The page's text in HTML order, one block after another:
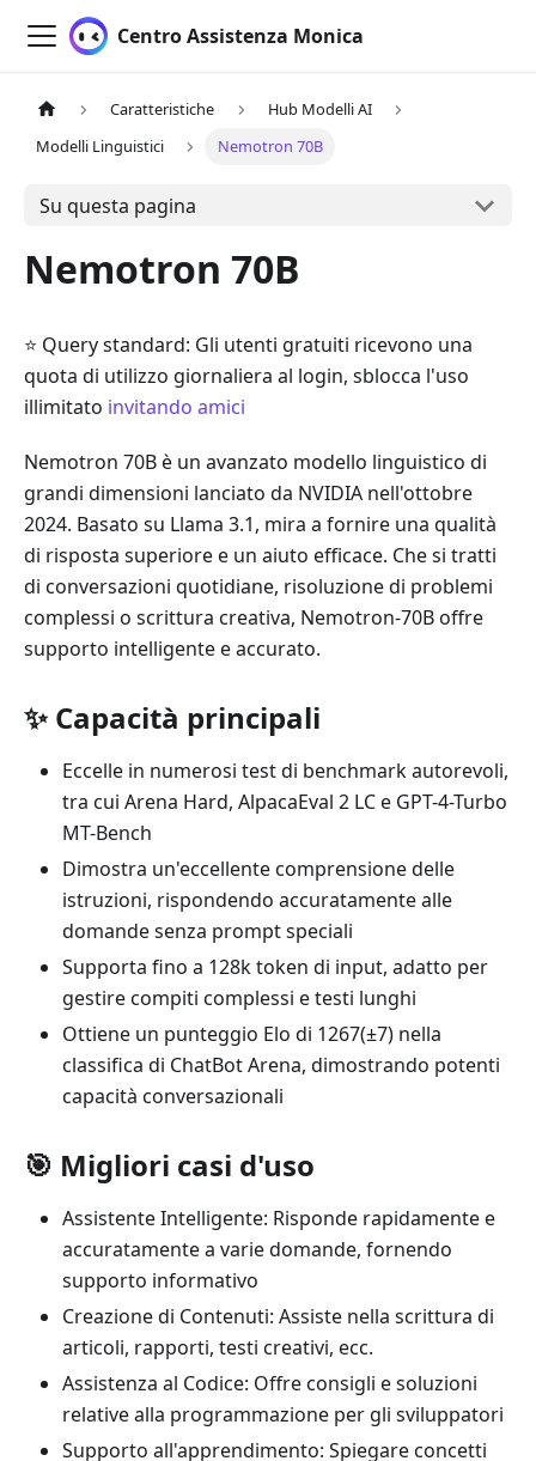
Centro Assistenza Monica
Caratteristiche
Hub Modelli AI
Modelli Linguistici
Nemotron 70B
Su questa pagina
Nemotron 70B
⭐ Query standard: Gli utenti gratuiti ricevono una
quota di utilizzo giornaliera al login, sblocca l'uso
illimitato invitando amici
Nemotron 70B è un avanzato modello linguistico di
grandi dimensioni lanciato da NVIDIA nell'ottobre
2024. Basato su Llama 3.1, mira a fornire una qualità
di risposta superiore e un aiuto efficace. Che si tratti
di conversazioni quotidiane, risoluzione di problemi
complessi o scrittura creativa, Nemotron-70B offre
supporto intelligente e accurato.
✨ Capacità principali
Eccelle in numerosi test di benchmark autorevoli,
tra cui Arena Hard, AlpacaEval 2 LC e GPT-4-Turbo
MT-Bench
Dimostra un'eccellente comprensione delle
istruzioni, rispondendo accuratamente alle
domande senza prompt speciali
Supporta fino a 128k token di input, adatto per
gestire compiti complessi e testi lunghi
Ottiene un punteggio Elo di 1267(±7) nella
classifica di ChatBot Arena, dimostrando potenti
capacità conversazionali
🎯 Migliori casi d'uso
Assistente Intelligente: Risponde rapidamente e
accuratamente a varie domande, fornendo
supporto informativo
Creazione di Contenuti: Assiste nella scrittura di
articoli, rapporti, testi creativi, ecc.
Assistenza al Codice: Offre consigli e soluzioni
relative alla programmazione per gli sviluppatori
Supporto all'apprendimento: Spiegare concetti